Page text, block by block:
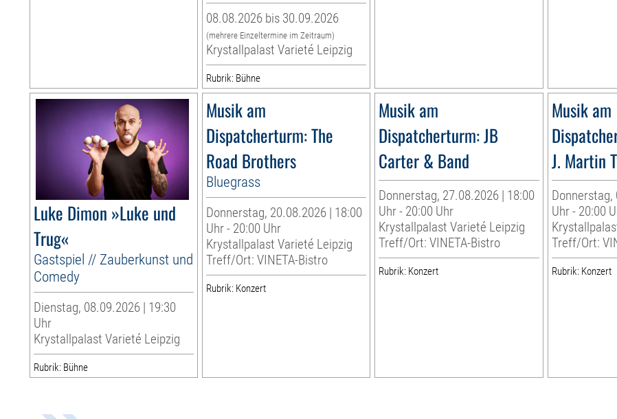
08.08.2026 bis 30.09.2026
(mehrere Einzeltermine im Zeitraum)
Krystallpalast Varieté Leipzig
Rubrik: Bühne
Luke Dimon »Luke und
Trug«
Gastspiel // Zauberkunst und
Comedy
Dienstag, 08.09.2026 | 19:30
Uhr
Krystallpalast Varieté Leipzig
Rubrik: Bühne
Musik am
Dispatcherturm: The
Road Brothers
Bluegrass
Donnerstag, 20.08.2026 | 18:00
Uhr - 20:00 Uhr
Krystallpalast Varieté Leipzig
Treff/Ort: VINETA-Bistro
Rubrik: Konzert
Musik am
Dispatcherturm: JB
Carter & Band
Donnerstag, 27.08.2026 | 18:00
Uhr - 20:00 Uhr
Krystallpalast Varieté Leipzig
Treff/Ort: VINETA-Bistro
Rubrik: Konzert
Musik am
J. Martin
Donnerstag,
Uhr - 20:00
Treff/Ort:
Rubrik: Konzert